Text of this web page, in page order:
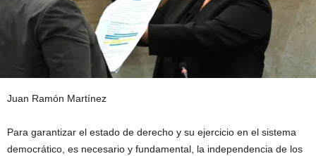
Juan Ramón Martínez
Para garantizar el estado de derecho y su ejercicio en el sistema
democrático, es necesario y fundamental, la independencia de los